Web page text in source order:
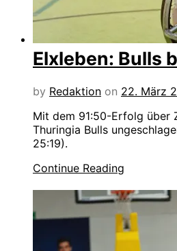
Elxleben: Bulls
by Redaktion on 22. März
Mit dem 91:50-Erfolg über
Thuringia Bulls
25:19).
Continue Reading